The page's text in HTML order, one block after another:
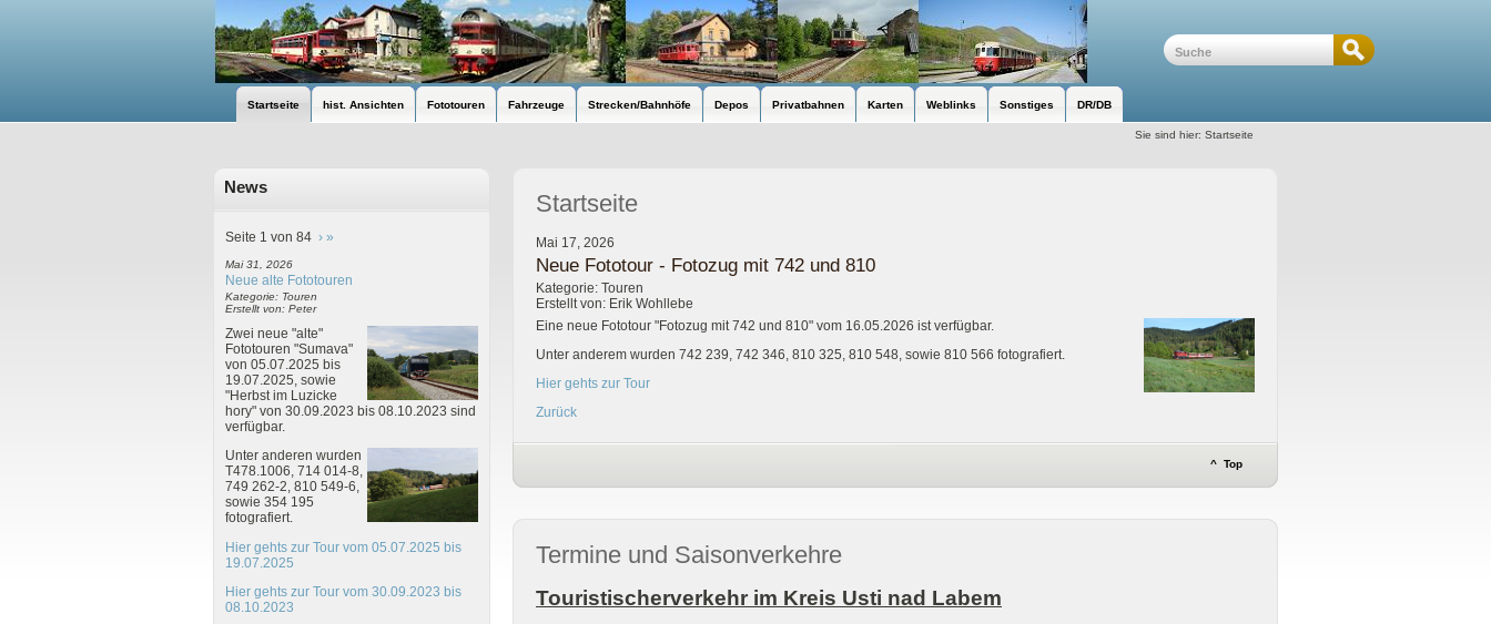
Startseite hist. Ansichten Fototouren Fahrzeuge Strecken/Bahnhöfe Depos Privatbahnen Karten Weblinks Sonstiges DR/DB
Sie sind hier:Startseite
News
Seite 1 von 84 › »
Mai 31, 2026
Neue alte Fototouren
Kategorie: Touren
Erstellt von: Peter
Zwei neue "alte"
Fototouren "Sumava"
von 05.07.2025 bis
19.07.2025, sowie
"Herbst im Luzicke
hory" von 30.09.2023 bis 08.10.2023 sind
verfügbar.
Unter anderen wurden
T478.1006, 714 014-8,
749 262-2, 810 549-6,
sowie 354 195
fotografiert.
Hier gehts zur Tour vom 05.07.2025 bis
19.07.2025
Hier gehts zur Tour vom 30.09.2023 bis
08.10.2023
Startseite
Mai 17, 2026
Neue Fototour - Fotozug mit 742 und 810
Kategorie: Touren
Erstellt von: Erik Wohllebe
Eine neue Fototour "Fotozug mit 742 und 810" vom 16.05.2026 ist verfügbar.
Unter anderem wurden 742 239, 742 346, 810 325, 810 548, sowie 810 566 fotografiert.
Hier gehts zur Tour
Zurück
^ Top
Termine und Saisonverkehre
Touristischerverkehr im Kreis Usti nad Labem